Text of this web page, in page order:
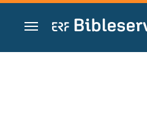
Zum Inhalt springen